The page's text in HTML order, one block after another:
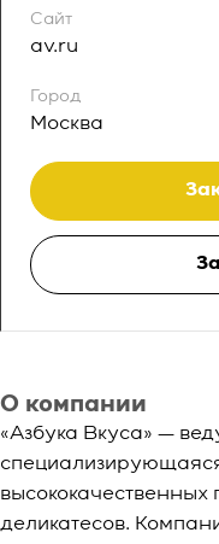
Сайт
av.ru
Город
Москва
О компании
«Азбука Вкуса» —
высококачественных
деликатесов.